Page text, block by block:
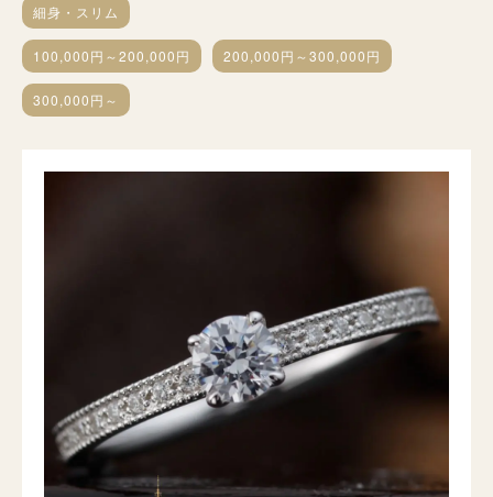
細身・スリム
100,000円～200,000円 200,000円～300,000円
300,000円～